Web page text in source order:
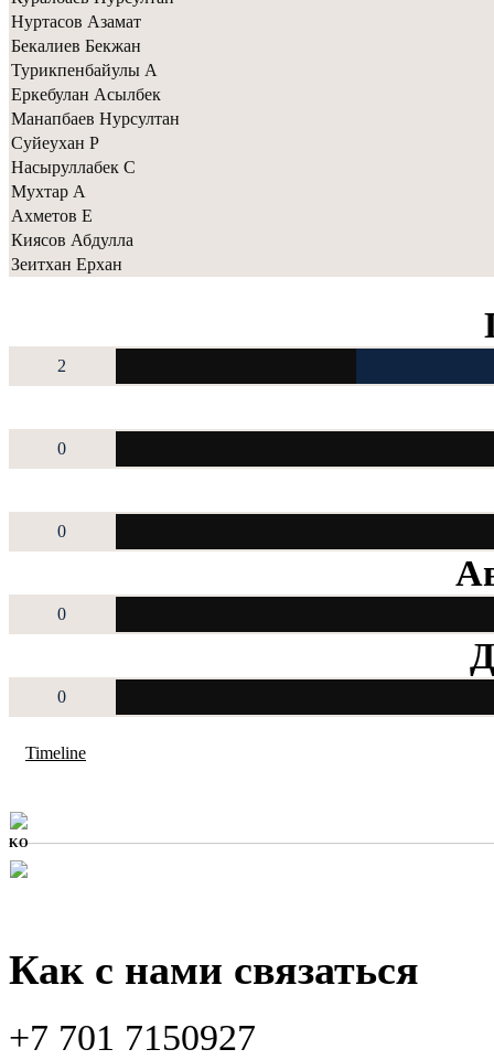
Нуртасов Азамат
Бекалиев Бекжан
Турикпенбайулы А
Еркебулан Асылбек
Манапбаев Нурсултан
Суйеухан Р
Насыруллабек С
Мухтар А
Ахметов Е
Киясов Абдулла
Зеитхан Ерхан
2
0
0
0
0
Timeline
KO
Как с нами связаться
+7 701 7150927